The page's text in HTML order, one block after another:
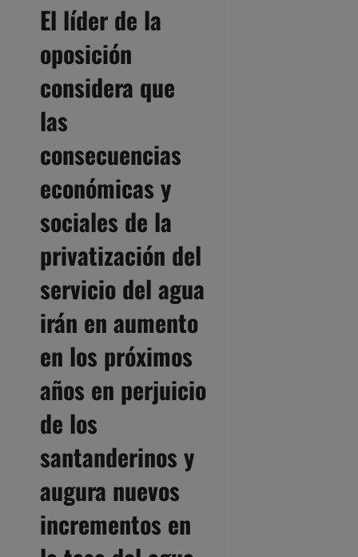
El líder de la
oposición
considera que
las
consecuencias
económicas y
sociales de la
privatización del
servicio del agua
irán en aumento
en los próximos
años en perjuicio
de los
santanderinos y
augura nuevos
incrementos en